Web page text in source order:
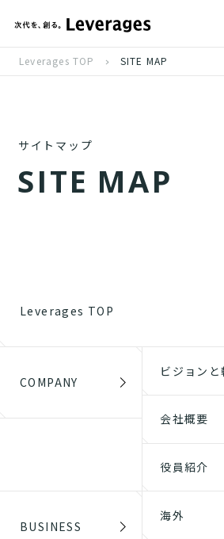
Leverages TOP SITE MAP
サイトマップ
SITE MAP
Leverages TOP
COMPANY
ビジョンと
会社概要
役員紹介
BUSINESS
海外